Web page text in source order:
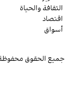
الثقافة والحياة
اقتصاد
أسواق
جميع الحقوق